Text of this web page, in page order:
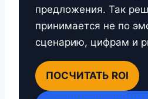
предложения. Так
принимается не по
сценарию, цифрам и
ПОСЧИТАТЬ ROI